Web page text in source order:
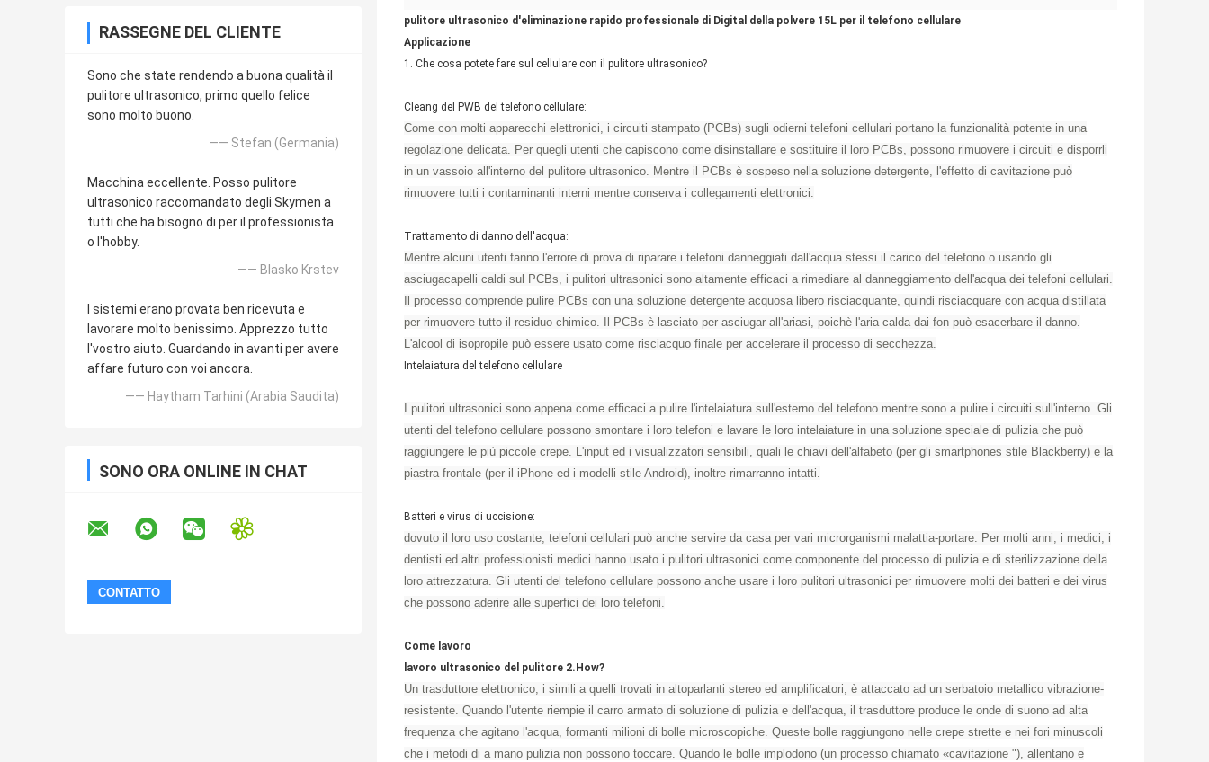
RASSEGNE DEL CLIENTE
Sono che state rendendo a buona qualità il
pulitore ultrasonico, primo quello felice
sono molto buono.
—— Stefan (Germania)
Macchina eccellente. Posso pulitore
ultrasonico raccomandato degli Skymen a
tutti che ha bisogno di per il professionista
o l'hobby.
—— Blasko Krstev
I sistemi erano provata ben ricevuta e
lavorare molto benissimo. Apprezzo tutto
l'vostro aiuto. Guardando in avanti per avere
affare futuro con voi ancora.
—— Haytham Tarhini (Arabia Saudita)
SONO ORA ONLINE IN CHAT
pulitore ultrasonico d'eliminazione rapido professionale di Digital della polvere 15L per il telefono cellulare
Applicazione
1. Che cosa potete fare sul cellulare con il pulitore ultrasonico?
Cleang del PWB del telefono cellulare:
Come con molti apparecchi elettronici, i circuiti stampato (PCBs) sugli odierni telefoni cellulari portano la funzionalità potente in una
regolazione delicata. Per quegli utenti che capiscono come disinstallare e sostituire il loro PCBs, possono rimuovere i circuiti e disporrli
in un vassoio all'interno del pulitore ultrasonico. Mentre il PCBs è sospeso nella soluzione detergente, l'effetto di cavitazione può
rimuovere tutti i contaminanti interni mentre conserva i collegamenti elettronici.
Trattamento di danno dell'acqua:
Mentre alcuni utenti fanno l'errore di prova di riparare i telefoni danneggiati dall'acqua stessi il carico del telefono o usando gli
asciugacapelli caldi sul PCBs, i pulitori ultrasonici sono altamente efficaci a rimediare al danneggiamento dell'acqua dei telefoni cellulari.
Il processo comprende pulire PCBs con una soluzione detergente acquosa libero risciacquante, quindi risciacquare con acqua distillata
per rimuovere tutto il residuo chimico. Il PCBs è lasciato per asciugar all'ariasi, poichè l'aria calda dai fon può esacerbare il danno.
L'alcool di isopropile può essere usato come risciacquo finale per accelerare il processo di secchezza.
Intelaiatura del telefono cellulare
I pulitori ultrasonici sono appena come efficaci a pulire l'intelaiatura sull'esterno del telefono mentre sono a pulire i circuiti sull'interno. Gli
utenti del telefono cellulare possono smontare i loro telefoni e lavare le loro intelaiature in una soluzione speciale di pulizia che può
raggiungere le più piccole crepe. L'input ed i visualizzatori sensibili, quali le chiavi dell'alfabeto (per gli smartphones stile Blackberry) e la
piastra frontale (per il iPhone ed i modelli stile Android), inoltre rimarranno intatti.
Batteri e virus di uccisione:
dovuto il loro uso costante, telefoni cellulari può anche servire da casa per vari microrganismi malattia-portare. Per molti anni, i medici, i
dentisti ed altri professionisti medici hanno usato i pulitori ultrasonici come componente del processo di pulizia e di sterilizzazione della
loro attrezzatura. Gli utenti del telefono cellulare possono anche usare i loro pulitori ultrasonici per rimuovere molti dei batteri e dei virus
che possono aderire alle superfici dei loro telefoni.
Come lavoro
lavoro ultrasonico del pulitore 2.How?
Un trasduttore elettronico, i simili a quelli trovati in altoparlanti stereo ed amplificatori, è attaccato ad un serbatoio metallico vibrazione-
resistente. Quando l'utente riempie il carro armato di soluzione di pulizia e dell'acqua, il trasduttore produce le onde di suono ad alta
frequenza che agitano l'acqua, formanti milioni di bolle microscopiche. Queste bolle raggiungono nelle crepe strette e nei fori minuscoli
che i metodi di a mano pulizia non possono toccare. Quando le bolle implodono (un processo chiamato «cavitazione "), allentano e